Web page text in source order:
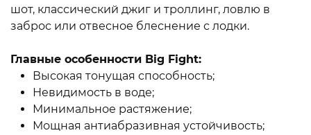
шот, классический джиг и троллинг, ловлю в
заброс или отвесное блеснение с лодки.
Главные особенности Big Fight:
Высокая тонущая способность;
Невидимость в воде;
Минимальное растяжение;
Мощная антиабразивная устойчивость;